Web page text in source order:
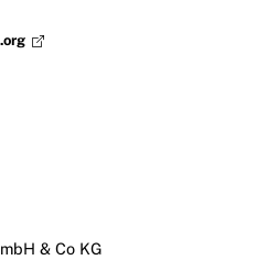
& Co KG